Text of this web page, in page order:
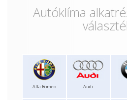
Autóklíma
Alfa Romeo Audi